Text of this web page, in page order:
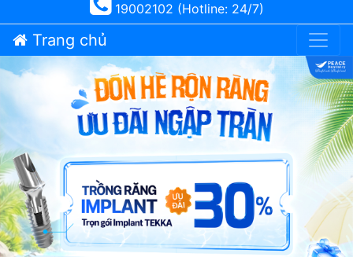
19002102 (Hotline: 24/7)
Trang chủ